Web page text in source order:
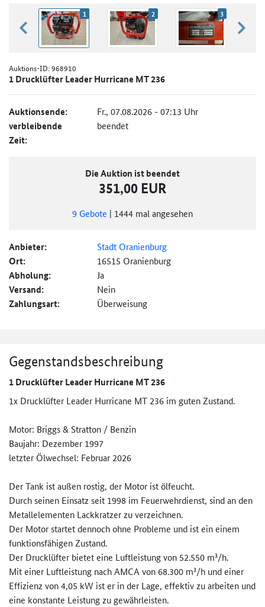
zurück blättern
1 2 3
Auktions-ID:968910
1 Drucklüfter Leader Hurricane MT 236
Auktionsende: Fr., 07.08.2026 - 07:13 Uhr
verbleibende
Zeit:
beendet
Die Auktion ist beendet
351,00 EUR
9 Gebote | 1444 mal angesehen
Anbieter: Stadt Oranienburg
Ort: 16515 Oranienburg
Abholung: Ja
Versand: Nein
Zahlungsart: Überweisung
Gegenstandsbeschreibung
1 Drucklüfter Leader Hurricane MT 236
1x Drucklüfter Leader Hurricane MT 236 im guten Zustand.
Motor: Briggs & Stratton / Benzin
Baujahr: Dezember 1997
letzter Ölwechsel: Februar 2026
Der Tank ist außen rostig, der Motor ist ölfeucht.
Durch seinen Einsatz seit 1998 im Feuerwehrdienst, sind an den
Metallelementen Lackkratzer zu verzeichnen.
Der Motor startet dennoch ohne Probleme und ist ein einem
funktionsfähigen Zustand.
Der Drucklüfter bietet eine Luftleistung von 52.550 m³/h.
Mit einer Luftleistung nach AMCA von 68.300 m³/h und einer
Effizienz von 4,05 kW ist er in der Lage, effektiv zu arbeiten und
eine konstante Leistung zu gewährleisten.